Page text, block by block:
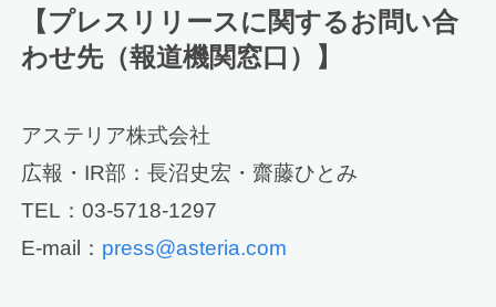
【プレスリリースに関するお問い合
わせ先（報道機関窓口）】
アステリア株式会社
広報・IR部：長沼史宏・齋藤ひとみ
TEL：03-5718-1297
E-mail： press@asteria.com